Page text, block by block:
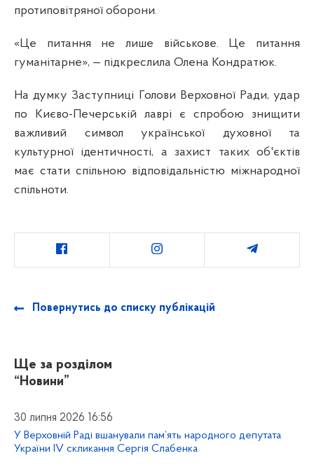
протиповітряної оборони.
«Це питання не лише військове. Це питання
гуманітарне», — підкреслила Олена Кондратюк.
На думку Заступниці Голови Верховної Ради, удар
по Києво-Печерській лаврі є спробою знищити
важливий символ української духовної та
культурної ідентичності, а захист таких об'єктів
має стати спільною відповідальністю міжнародної
спільноти.
Повернутись до списку публікацій
Ще за розділом
“Новини”
30 липня 2026 16:56
У Верховній Раді вшанували пам’ять народного депутата
України IV скликання Сергія Слабенка